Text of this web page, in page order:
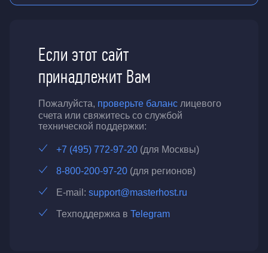
Если этот сайт
принадлежит Вам
Пожалуйста, проверьте баланс лицевого
счета или свяжитесь со службой
технической поддержки:
+7 (495) 772-97-20 (для Москвы)
8-800-200-97-20 (для регионов)
E-mail: support@masterhost.ru
Техподдержка в Telegram